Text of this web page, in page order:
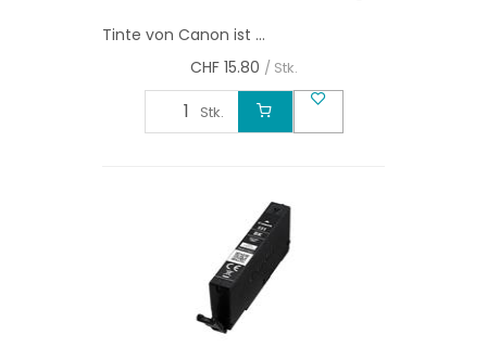
Tinte von Canon ist ...
CHF 15.80 / Stk.
Stk.